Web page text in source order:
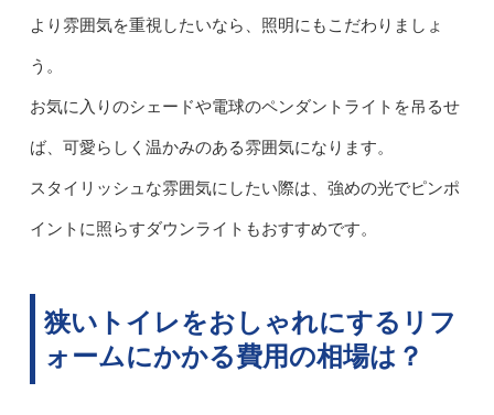
より雰囲気を重視したいなら、照明にもこだわりましょ
う。
お気に入りのシェードや電球のペンダントライトを吊るせ
ば、可愛らしく温かみのある雰囲気になります。
スタイリッシュな雰囲気にしたい際は、強めの光でピンポ
イントに照らすダウンライトもおすすめです。
狭いトイレをおしゃれにするリフ
ォームにかかる費用の相場は？